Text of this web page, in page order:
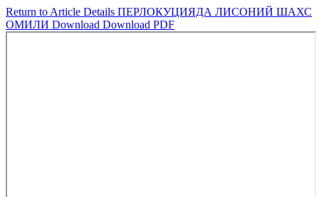
Return to Article Details ПЕРЛОКУЦИЯДА ЛИСОНИЙ ШАХС
ОМИЛИ Download Download PDF